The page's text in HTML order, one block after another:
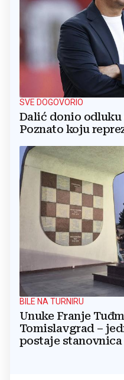
SVE DOGOVORIO
Dalić donio
Poznato koju
BILE NA TURNIRU
Unuke Franje
Tomislavgrad –
postaje